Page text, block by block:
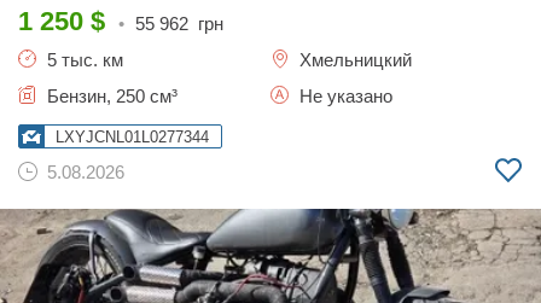
1 250 $ • 55 962 грн
5 тыс. км
Хмельницкий
Бензин, 250 см³
Не указано
LXYJCNL01L0277344
5.08.2026